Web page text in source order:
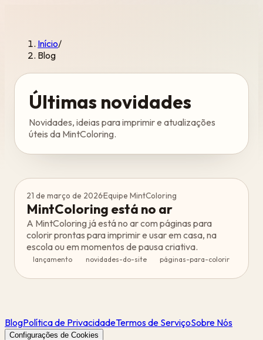
Início/
Blog
Últimas novidades
Novidades, ideias para imprimir e atualizações
úteis da MintColoring.
21 de março de 2026·Equipe MintColoring
MintColoring está no ar
A MintColoring já está no ar com páginas para
colorir prontas para imprimir e usar em casa, na
escola ou em momentos de pausa criativa.
lançamento novidades-do-site páginas-para-colorir
BlogPolítica de PrivacidadeTermos de ServiçoSobre Nós
Configurações de Cookies